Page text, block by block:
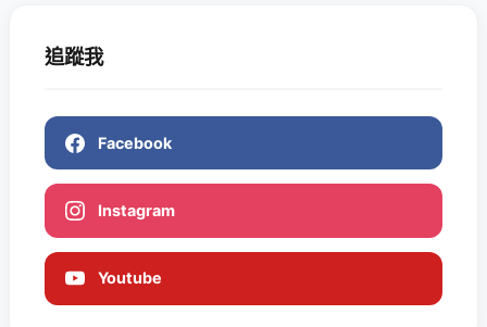
追蹤我
Facebook
Instagram
Youtube